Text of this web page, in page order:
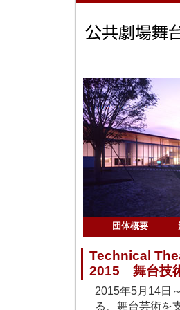
団体概要
Technical
2015 舞台技
2015年5月14日
る、舞台芸術を